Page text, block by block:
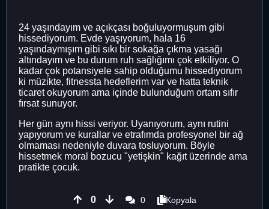
24 yaşındayım ve açıkçası boğuluyormuşum gibi
hissediyorum. Evde yaşıyorum, hala 16
yaşındaymışım gibi sıkı bir sokağa çıkma yasağı
altındayım ve bu durum ruh sağlığımı çok etkiliyor. O
kadar çok potansiyele sahip olduğumu hissediyorum
ki müzikte, fitnessta hedeflerim var ve hatta teknik
ticaret okuyorum ama içinde bulunduğum ortam sıfır
fırsat sunuyor.
Her gün aynı hissi veriyor. Uyanıyorum, aynı rutini
yapıyorum ve kurallar ve etrafımda profesyonel bir ağ
olmaması nedeniyle duvara tosluyorum. Böyle
hissetmek moral bozucu "yetişkin" kağıt üzerinde ama
pratikte çocuk.
0 0
Kopyala